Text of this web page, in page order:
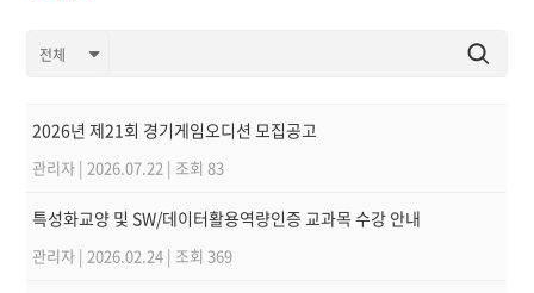
2026년 제21회 경기게임오디션 모집공고
관리자 | 2026.07.22 | 조회 83
특성화교양 및 SW/데이터활용역량인증 교과목 수강 안내
관리자 | 2026.02.24 | 조회 369